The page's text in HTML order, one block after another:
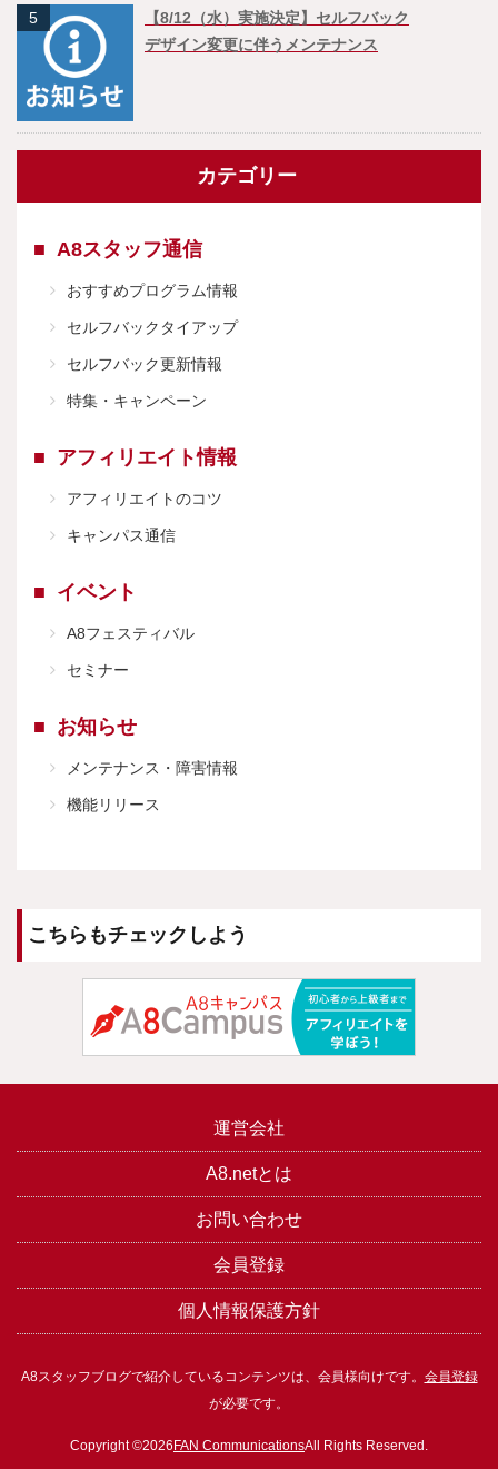
5
【8/12（水）実施決定】セルフバック
デザイン変更に伴うメンテナンス
カテゴリー
A8スタッフ通信
おすすめプログラム情報
セルフバックタイアップ
セルフバック更新情報
特集・キャンペーン
アフィリエイト情報
アフィリエイトのコツ
キャンパス通信
イベント
A8フェスティバル
セミナー
お知らせ
メンテナンス・障害情報
機能リリース
こちらもチェックしよう
運営会社
A8.netとは
お問い合わせ
会員登録
個人情報保護方針
A8スタッフブログで紹介しているコンテンツは、会員様向けです。 会員登録
が必要です。
Copyright ©2026 FAN CommunicationsAll Rights Reserved.